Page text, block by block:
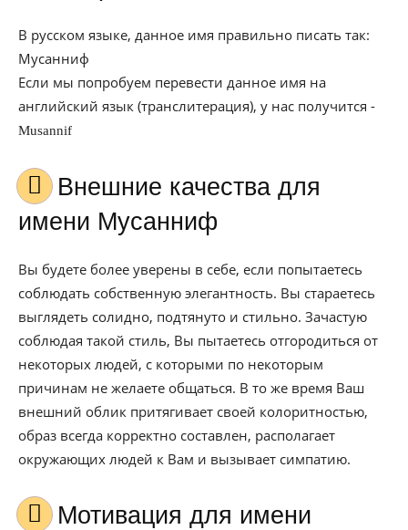
В русском языке, данное имя правильно писать так:
Мусанниф
Если мы попробуем перевести данное имя на
английский язык (транслитерация), у нас получится -
Musannif
Внешние качества для
имени Мусанниф
Вы будете более уверены в себе, если попытаетесь
соблюдать собственную элегантность. Вы стараетесь
выглядеть солидно, подтянуто и стильно. Зачастую
соблюдая такой стиль, Вы пытаетесь отгородиться от
некоторых людей, с которыми по некоторым
причинам не желаете общаться. В то же время Ваш
внешний облик притягивает своей колоритностью,
образ всегда корректно составлен, располагает
окружающих людей к Вам и вызывает симпатию.
Мотивация для имени